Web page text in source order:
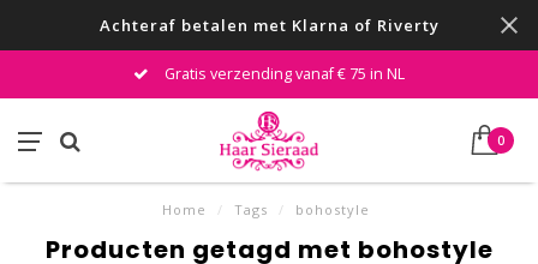
Achteraf betalen met Klarna of Riverty
Gratis verzending vanaf € 75 in NL
0
Home / Tags / bohostyle
Producten getagd met bohostyle